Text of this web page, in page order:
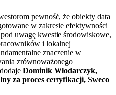
pewność, że obiekty data
w zakresie efektywności
uwagę kwestie środowiskowe,
i lokalnej
znaczenie w
zrównoważonego
Dominik Włodarczyk,
za proces certyfikacji, Sweco